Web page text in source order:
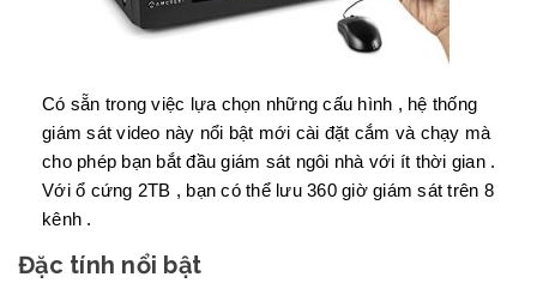
Có sẵn trong việc lựa chọn những cấu hình , hệ thống
giám sát video này nổi bật mới cài đặt cắm và chạy mà
cho phép bạn bắt đầu giám sát ngôi nhà với ít thời gian .
Với ổ cứng 2TB , bạn có thể lưu 360 giờ giám sát trên 8
kênh .
Đặc tính nổi bật